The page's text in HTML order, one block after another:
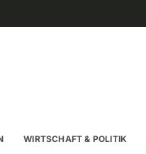
WIRTSCHAFT & POLITIK